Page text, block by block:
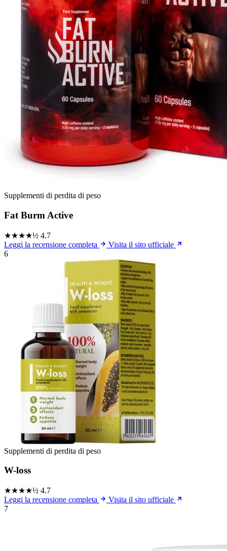
Supplementi di perdita di peso
Fat Burm Active
★★★★½ 4.7
Leggi la recensione completa
Visita il sito ufficiale
6
Supplementi di perdita di peso
W-loss
★★★★½ 4.7
Leggi la recensione completa
Visita il sito ufficiale
7